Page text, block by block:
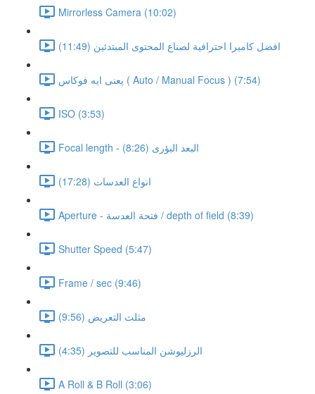
Mirrorless Camera (10:02)
افضل كاميرا احترافية لصناع المحتوى المبتدئين (11:49)
يعنى ايه فوكاس ( Auto / Manual Focus ) (7:54)
ISO (3:53)
Focal length - البعد البؤرى (8:26)
انواع العدسات (17:28)
Aperture - فتحة العدسة / depth of field (8:39)
Shutter Speed (5:47)
Frame / sec (9:46)
مثلث التعريض (9:56)
الرزليوشن المناسب للتصوير (4:35)
A Roll & B Roll (3:06)